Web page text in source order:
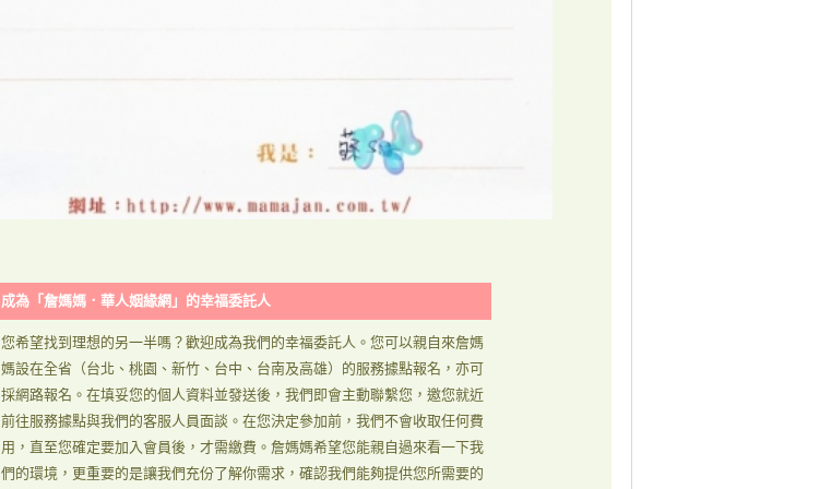
成為「詹媽媽．華人姻緣網」的幸福委託人
您希望找到理想的另一半嗎？歡迎成為我們的幸福委託人。您可以親自來詹媽
媽設在全省（台北、桃園、新竹、台中、台南及高雄）的服務據點報名，亦可
採網路報名。在填妥您的個人資料並發送後，我們即會主動聯繫您，邀您就近
前往服務據點與我們的客服人員面談。在您決定參加前，我們不會收取任何費
用，直至您確定要加入會員後，才需繳費。詹媽媽希望您能親自過來看一下我
們的環境，更重要的是讓我們充份了解你需求，確認我們能夠提供您所需要的